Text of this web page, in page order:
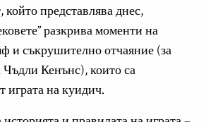
който представлява днес,
разкрива моменти на
и съкрушително отчаяние (за
Кенънс), които са
играта на куидич.